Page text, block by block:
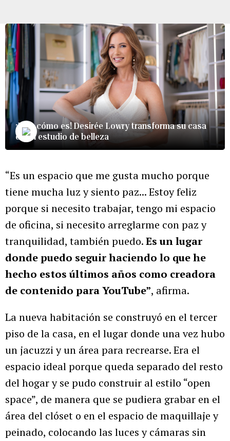
¡Mira cómo es! Desirée Lowry transforma su casa
en un estudio de belleza
“Es un espacio que me gusta mucho porque
tiene mucha luz y siento paz... Estoy feliz
porque si necesito trabajar, tengo mi espacio
de oficina, si necesito arreglarme con paz y
tranquilidad, también puedo.Es un lugar
donde puedo seguir haciendo lo que he
hecho estos últimos años como creadora
de contenido para YouTube”, afirma.
La nueva habitación se construyó en el tercer
piso de la casa, en el lugar donde una vez hubo
un jacuzzi y un área para recrearse. Era el
espacio ideal porque queda separado del resto
del hogar y se pudo construir al estilo “open
space”, de manera que se pudiera grabar en el
área del clóset o en el espacio de maquillaje y
peinado, colocando las luces y cámaras sin